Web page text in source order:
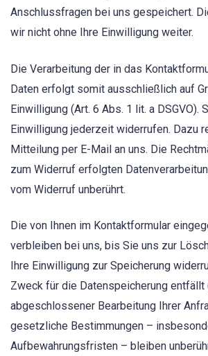
Anschlussfragen bei uns gespeichert.
wir nicht ohne Ihre Einwilligung weiter.
Die Verarbeitung der in das
Daten erfolgt somit ausschließlich auf
Einwilligung (Art. 6 Abs. 1 lit. a DSGVO).
Einwilligung jederzeit widerrufen. Dazu
Mitteilung per E-Mail an uns. Die
zum Widerruf erfolgten
vom Widerruf unberührt.
Die von Ihnen im Kontaktformular
verbleiben bei uns, bis Sie uns zur
Ihre Einwilligung zur Speicherung
Zweck für die Datenspeicherung entfällt
abgeschlossener Bearbeitung Ihrer
gesetzliche Bestimmungen –
Aufbewahrungsfristen – bleiben